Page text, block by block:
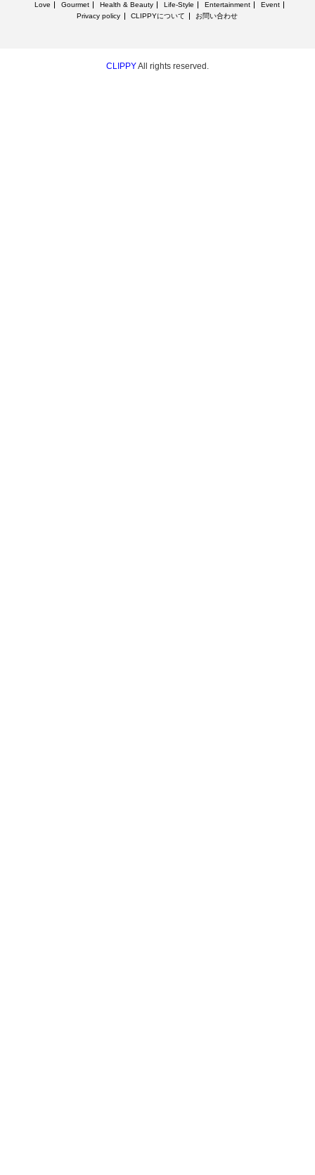
Love Gourmet Health & Beauty Life‐Style Entertainment
Event
Privacy policy
CLIPPYについて お問い合わせ
CLIPPYAll rights reserved.